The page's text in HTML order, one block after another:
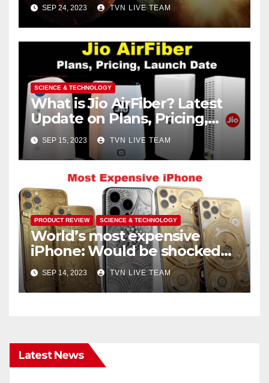
SEP 24, 2023 TVN LIVE TEAM
SCIENCE & TECHNOLOGY
What is Jio AirFiber? Latest
Update on Plans, Pricing,
Launch Date, and More
SEP 15, 2023 TVN LIVE TEAM
PRODUCT REVIEW SCIENCE & TECHNOLOGY
World’s most expensive
iPhone: Would be shocked
to know the price
SEP 14, 2023 TVN LIVE TEAM
Latest News